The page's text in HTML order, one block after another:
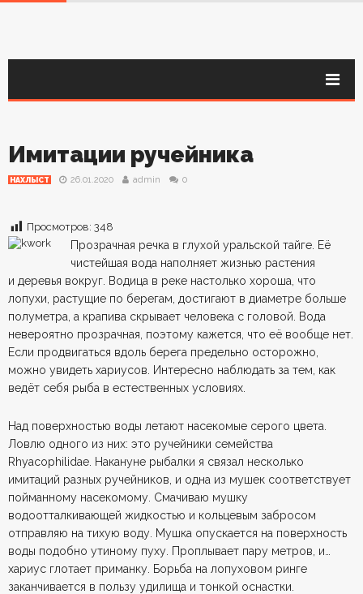
Имитации ручейника
НАХЛЫСТ 26.01.2020 admin 0
Просмотров: 348
Прозрачная речка в глухой уральской тайге. Её
чистейшая вода наполняет жизнью растения
и деревья вокруг. Водица в реке настолько хороша, что
лопухи, растущие по берегам, достигают в диаметре больше
полуметра, а крапива скрывает человека с головой. Вода
невероятно прозрачная, поэтому кажется, что её вообще нет.
Если продвигаться вдоль берега предельно осторожно,
можно увидеть хариусов. Интересно наблюдать за тем, как
ведёт себя рыба в естественных условиях.
Над поверхностью воды летают насекомые серого цвета.
Ловлю одного из них: это ручейники семейства
Rhyacophilidae. Накануне рыбалки я связал несколько
имитаций разных ручейников, и одна из мушек соответствует
пойманному насекомому. Смачиваю мушку
водоотталкивающей жидкостью и кольцевым забросом
отправляю на тихую воду. Мушка опускается на поверхность
воды подобно утиному пуху. Проплывает пару метров, и…
хариус глотает приманку. Борьба на лопуховом ринге
заканчивается в пользу удилища и тонкой оснастки.